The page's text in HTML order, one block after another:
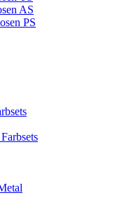
AS
PS